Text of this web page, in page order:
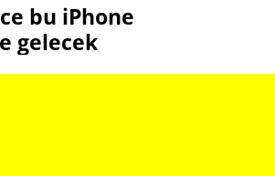
bu iPhone
gelecek